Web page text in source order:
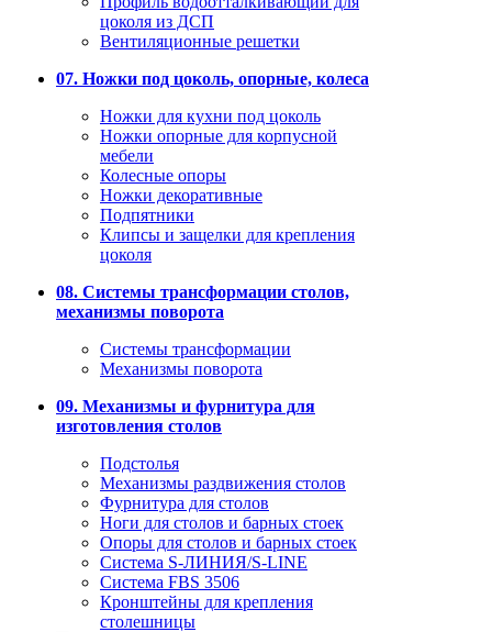
цоколя из ДСП
Вентиляционные решетки
07. Ножки под цоколь, опорные, колеса
Ножки для кухни под цоколь
Ножки опорные для корпусной
мебели
Колесные опоры
Ножки декоративные
Подпятники
Клипсы и защелки для крепления
цоколя
08. Системы трансформации столов,
механизмы поворота
Системы трансформации
Механизмы поворота
09. Механизмы и фурнитура для
изготовления столов
Подстолья
Механизмы раздвижения столов
Фурнитура для столов
Ноги для столов и барных стоек
Опоры для столов и барных стоек
Система S-ЛИНИЯ/S-LINE
Система FBS 3506
Кронштейны для крепления
столешницы